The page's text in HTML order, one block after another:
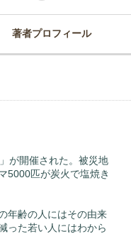
著者プロフィール
」が開催された。被災地
5000匹が炭火で塩焼き
年齢の人にはその由来
った若い人にはわから